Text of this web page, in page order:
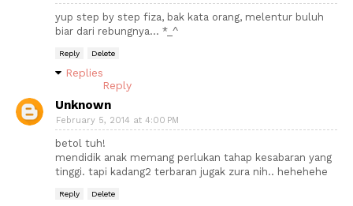
yup step by step fiza, bak kata orang, melentur buluh
biar dari rebungnya... *_^
Reply Delete
Replies
Reply
Unknown
February 5, 2014 at 4:00 PM
betol tuh!
mendidik anak memang perlukan tahap kesabaran yang
tinggi. tapi kadang2 terbaran jugak zura nih.. hehehehe
Reply Delete